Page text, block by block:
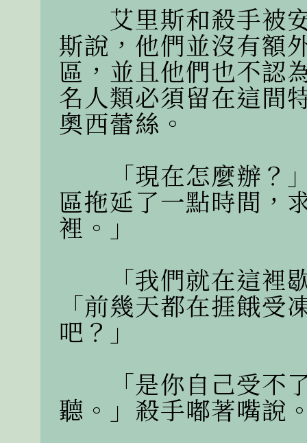
艾里斯和殺手被安
斯說，他們並沒有額
區，並且他們也不認
名人類必須留在這間
奧西蕾絲。
「現在怎麼辦？」
區拖延了一點時間，
裡。」
「我們就在這裡歇
「前幾天都在捱餓
吧？」
「是你自己受不了
聽。」殺手嘟著嘴說